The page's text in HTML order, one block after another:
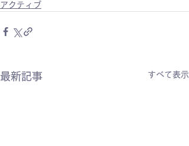
アクティブ
最新記事 すべて表示